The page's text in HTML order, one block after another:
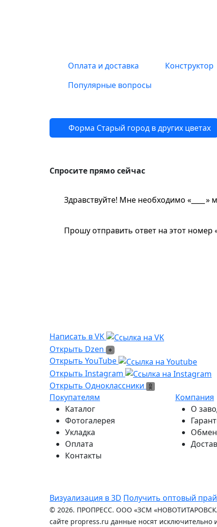
Оплата и доставка Конструктор
Популярные вопросы
Форма Старый город в других цветах
Спросите прямо сейчас
Здравствуйте! Мне необходимо « »
Прошу отправить ответ на этот номер
Написать в VK
Написать в VK
Открыть Dzen
Открыть Dzen
Ссылка на Youtube
Открыть YouTube
Ссылка на Instagram
Открыть Instagram
Открыть Одноклассники
Открыть Одноклассники
Покупателям
Каталог
Фотогалерея
Укладка
Оплата
Контакты
Компания
О
Обмен
Визуализация в 3D Получить оптовый
© 2026. ПРОПРЕСС. ООО «ЗСМ
сайте propress.ru данные носят